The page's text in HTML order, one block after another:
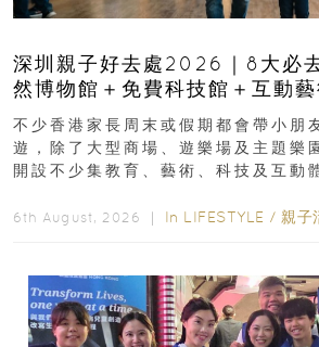
深圳親子好去處2026｜8大必
然博物館＋免費科技館＋互動
齡、交通、門票、開放時間
不少香港家長周末或假期都會帶小朋
遊，除了大型商場、遊樂場及主題樂
開設不少集教育、藝術、科技及互動
6th August, 2026 ｜ In LIFESTYLE / 親子